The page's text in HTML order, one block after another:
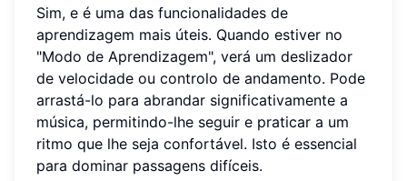
Sim, e é uma das funcionalidades de
aprendizagem mais úteis. Quando estiver no
"Modo de Aprendizagem", verá um deslizador
de velocidade ou controlo de andamento. Pode
arrastá-lo para abrandar significativamente a
música, permitindo-lhe seguir e praticar a um
ritmo que lhe seja confortável. Isto é essencial
para dominar passagens difíceis.